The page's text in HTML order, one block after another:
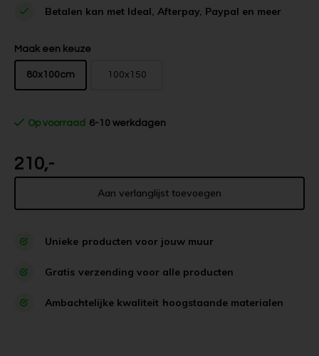
Betalen kan met Ideal, Afterpay, Paypal en meer
Maak een keuze
80x100cm 100x150
Op voorraad 6-10 werkdagen
210,-
Aan verlanglijst toevoegen
Unieke producten voor jouw muur
Gratis verzending voor alle producten
Ambachtelijke kwaliteit hoogstaande materialen